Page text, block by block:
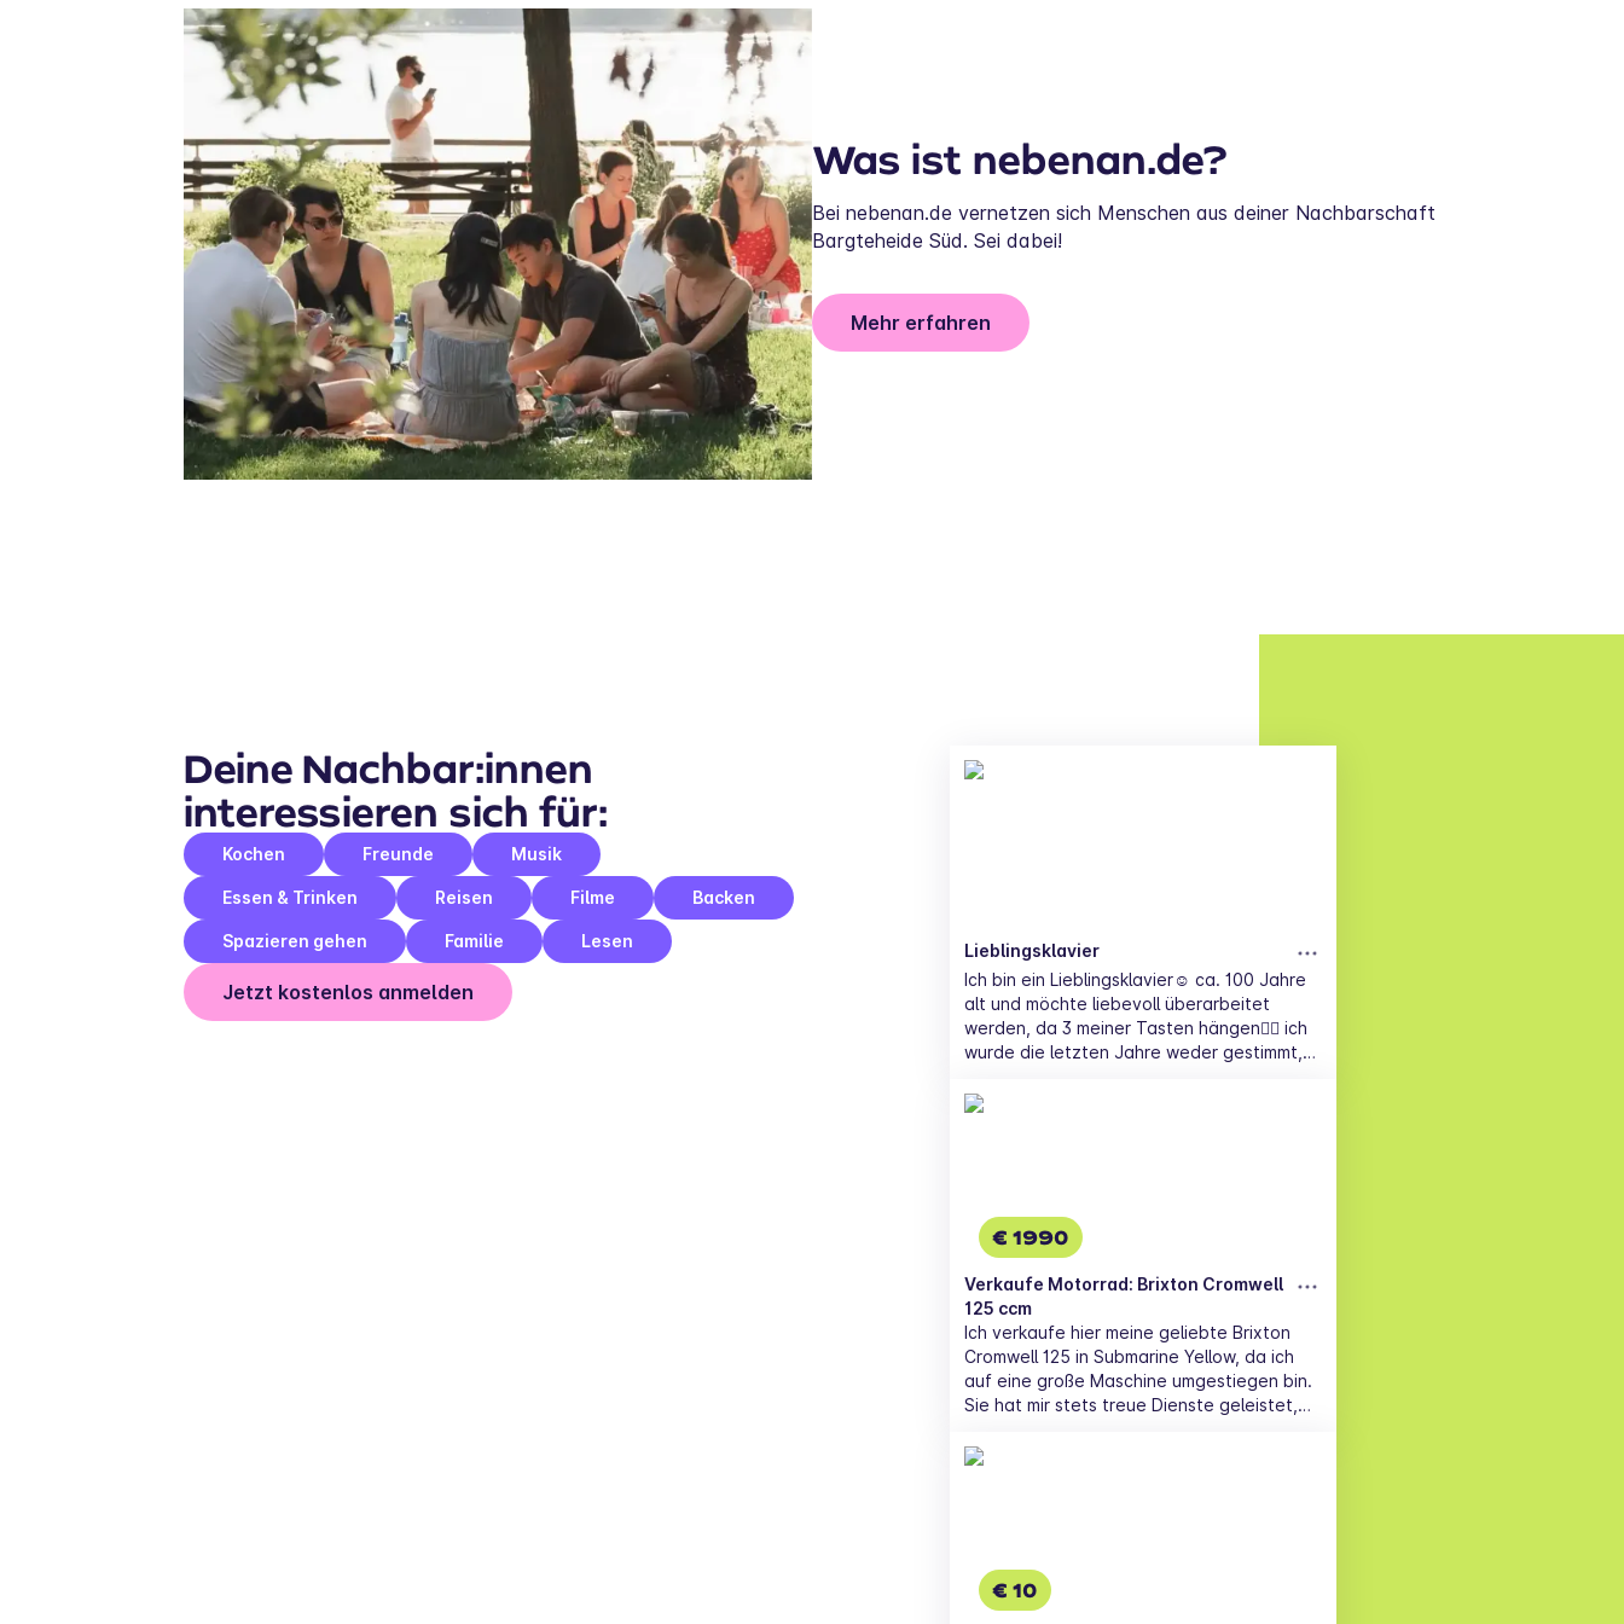
Was ist nebenan.de?
Bei nebenan.de vernetzen sich Menschen aus deiner Nachbarschaft
Bargteheide Süd. Sei dabei!
Mehr erfahren
Deine Nachbar:innen
interessieren sich für:
Kochen Freunde Musik
Essen & Trinken Reisen Filme Backen
Spazieren gehen Familie Lesen
Jetzt kostenlos anmelden
Lieblingsklavier
Ich bin ein Lieblingsklavier☺️ ca. 100 Jahre
alt und möchte liebevoll überarbeitet
werden, da 3 meiner Tasten hängen🤷‍♀️ ich
wurde die letzten Jahre weder gestimmt,
in gute Hände an Selbstabholer👍
€ 1990
Verkaufe Motorrad: Brixton Cromwell
125 ccm
Ich verkaufe hier meine geliebte Brixton
Cromwell 125 in Submarine Yellow, da ich
auf eine große Maschine umgestiegen bin.
Sie hat mir stets treue Dienste geleistet,
Freude bereitet. Sie ist ein absoluter
leicht und wendig, und macht wirklich viel
Spaß. Vor allem perfekt geeignet für
€ 10